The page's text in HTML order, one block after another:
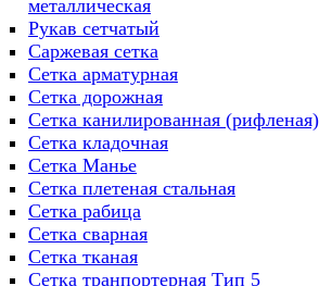
металлическая
Рукав сетчатый
Саржевая сетка
Сетка арматурная
Сетка дорожная
Сетка канилированная (рифленая)
Сетка кладочная
Сетка Манье
Сетка плетеная стальная
Сетка рабица
Сетка сварная
Сетка тканая
Сетка транпортерная Тип 5